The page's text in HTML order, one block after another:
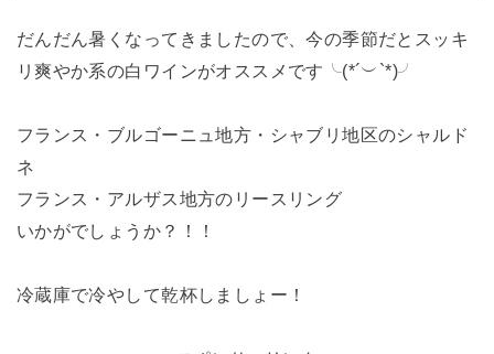
だんだん暑くなってきましたので、今の季節だとスッキ
リ爽やか系の白ワインがオススメです╰(*´︶`*)╯
フランス・ブルゴーニュ地方・シャブリ地区のシャルド
ネ
フランス・アルザス地方のリースリング
いかがでしょうか？！！
冷蔵庫で冷やして乾杯しましょー！